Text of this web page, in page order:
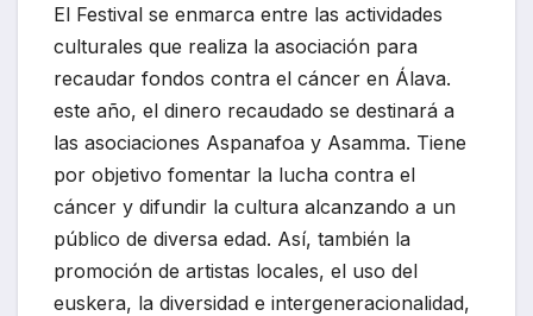
El Festival se enmarca entre las actividades
culturales que realiza la asociación para
recaudar fondos contra el cáncer en Álava.
este año, el dinero recaudado se destinará a
las asociaciones Aspanafoa y Asamma. Tiene
por objetivo fomentar la lucha contra el
cáncer y difundir la cultura alcanzando a un
público de diversa edad. Así, también la
promoción de artistas locales, el uso del
euskera, la diversidad e intergeneracionalidad,